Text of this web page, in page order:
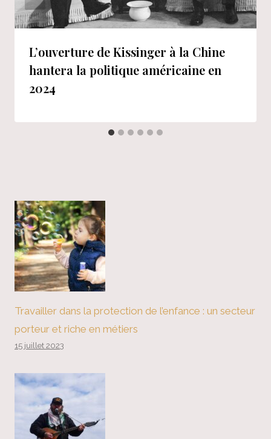
L’ouverture de Kissinger à la Chine
hantera la politique américaine en
2024
Travailler dans la protection de l’enfance : un secteur
porteur et riche en métiers
15 juillet 2023